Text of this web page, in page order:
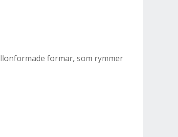
formar, som rymmer